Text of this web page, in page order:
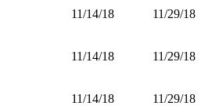
11/14/18 11/29/18
11/14/18 11/29/18
11/14/18 11/29/18